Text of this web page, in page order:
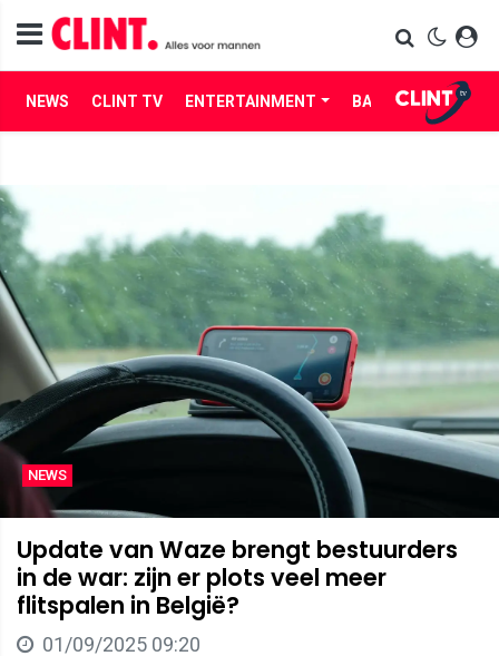
NEWS CLINT TV ENTERTAINMENT BABES LIFE
NEWS
Update van Waze brengt bestuurders
in de war: zijn er plots veel meer
flitspalen in België?
01/09/2025 09:20